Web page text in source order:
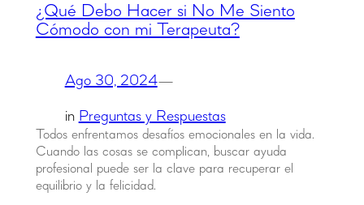
¿Qué Debo Hacer si No Me Siento
Cómodo con mi Terapeuta?
Ago 30, 2024—
in Preguntas y Respuestas
Todos enfrentamos desafíos emocionales en la vida.
Cuando las cosas se complican, buscar ayuda
profesional puede ser la clave para recuperar el
equilibrio y la felicidad.